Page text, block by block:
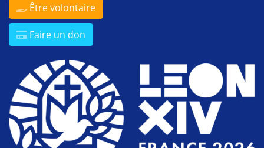
Être volontaire
Faire un don